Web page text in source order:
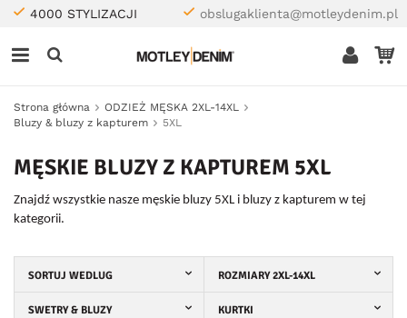
4000 STYLIZACJI obslugaklienta@motleydenim.pl
Strona główna
ODZIEŻ MĘSKA 2XL-14XL
Bluzy & bluzy z kapturem
5XL
MĘSKIE BLUZY Z KAPTUREM 5XL
Znajdź wszystkie nasze męskie bluzy 5XL i bluzy z kapturem w tej
kategorii.
SORTUJ WEDLUG ROZMIARY 2XL-14XL
SWETRY & BLUZY KURTKI